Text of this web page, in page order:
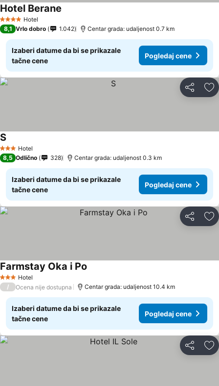
4 ZvezdiceHotel
Hotel Berane
8,1 Vrlo dobro 1.042 Centar grada: udaljenost 0.7 km
Izaberi datume da bi se prikazale
tačne cene
Pogledaj cene
Deli
3 Zvezdice
Hotel
S
8,5 Odlično 328 Centar grada: udaljenost 0.3 km
Izaberi datume da bi se prikazale
tačne cene
Pogledaj cene
Deli
3 Zvezdice
Hotel
Farmstay Oka i Po
/ Ocena nije dostupna Centar grada: udaljenost 10.4 km
Izaberi datume da bi se prikazale
tačne cene
Pogledaj cene
Deli